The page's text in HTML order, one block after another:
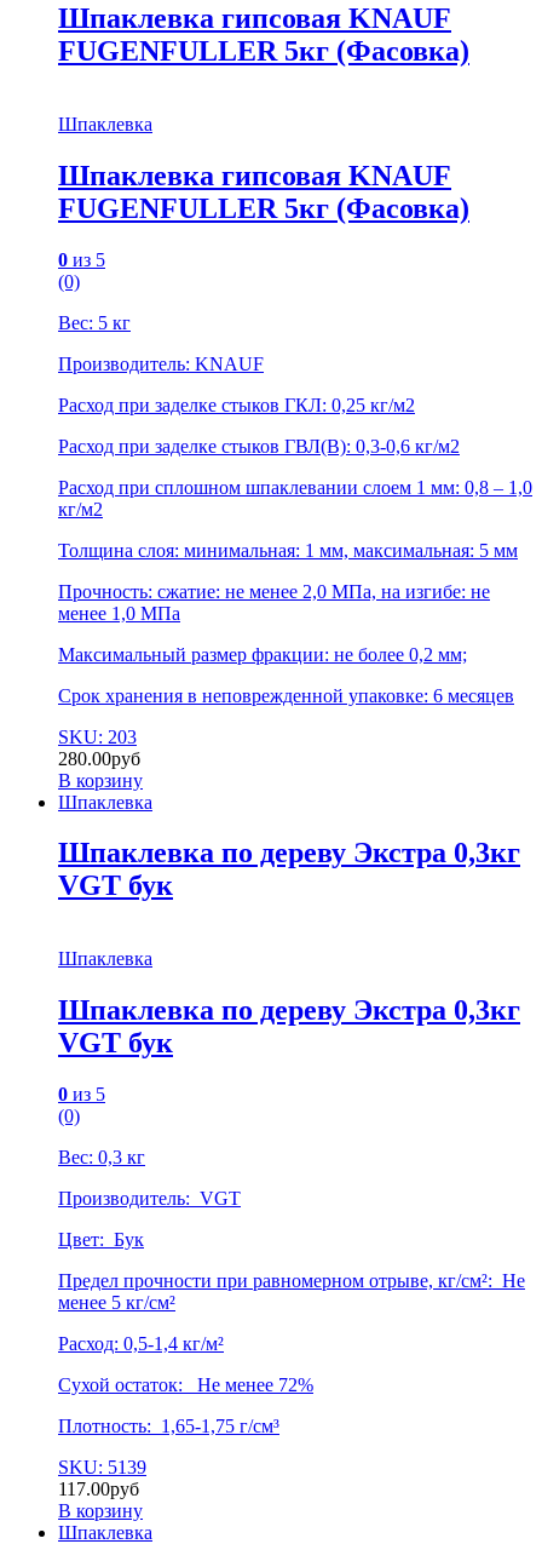
Шпаклевка гипсовая KNAUF
FUGENFULLER 5кг (Фасовка)
Шпаклевка
Шпаклевка гипсовая KNAUF
FUGENFULLER 5кг (Фасовка)
0 из 5
(0)
Вес: 5 кг
Производитель: KNAUF
Расход при заделке стыков ГКЛ: 0,25 кг/м2
Расход при заделке стыков ГВЛ(В): 0,3-0,6 кг/м2
Расход при сплошном шпаклевании слоем 1 мм: 0,8 – 1,0
кг/м2
Толщина слоя: минимальная: 1 мм, максимальная: 5 мм
Прочность: сжатие: не менее 2,0 МПа, на изгибе: не
менее 1,0 МПа
Максимальный размер фракции: не более 0,2 мм;
Срок хранения в неповрежденной упаковке: 6 месяцев
SKU: 203
280.00руб
В корзину
Шпаклевка
Шпаклевка по дереву Экстра 0,3кг
VGT бук
Шпаклевка
Шпаклевка по дереву Экстра 0,3кг
VGT бук
0 из 5
(0)
Вес: 0,3 кг
Производитель: VGT
Цвет: Бук
Предел прочности при равномерном отрыве, кг/см²: Не
менее 5 кг/см²
Расход: 0,5-1,4 кг/м²
Сухой остаток: Не менее 72%
Плотность: 1,65-1,75 г/см³
SKU: 5139
117.00руб
В корзину
Шпаклевка